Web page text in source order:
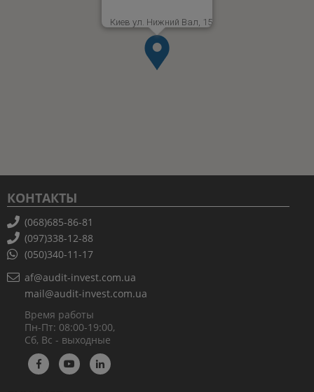
Киев ул. Нижний Вал, 15
КОНТАКТЫ
(068)685-86-81
(097)338-12-88
(050)340-11-17
af@audit-invest.com.ua
mail@audit-invest.com.ua
Время работы
Пн-Пт: 08:00-19:00,
Сб, Вс - выходные